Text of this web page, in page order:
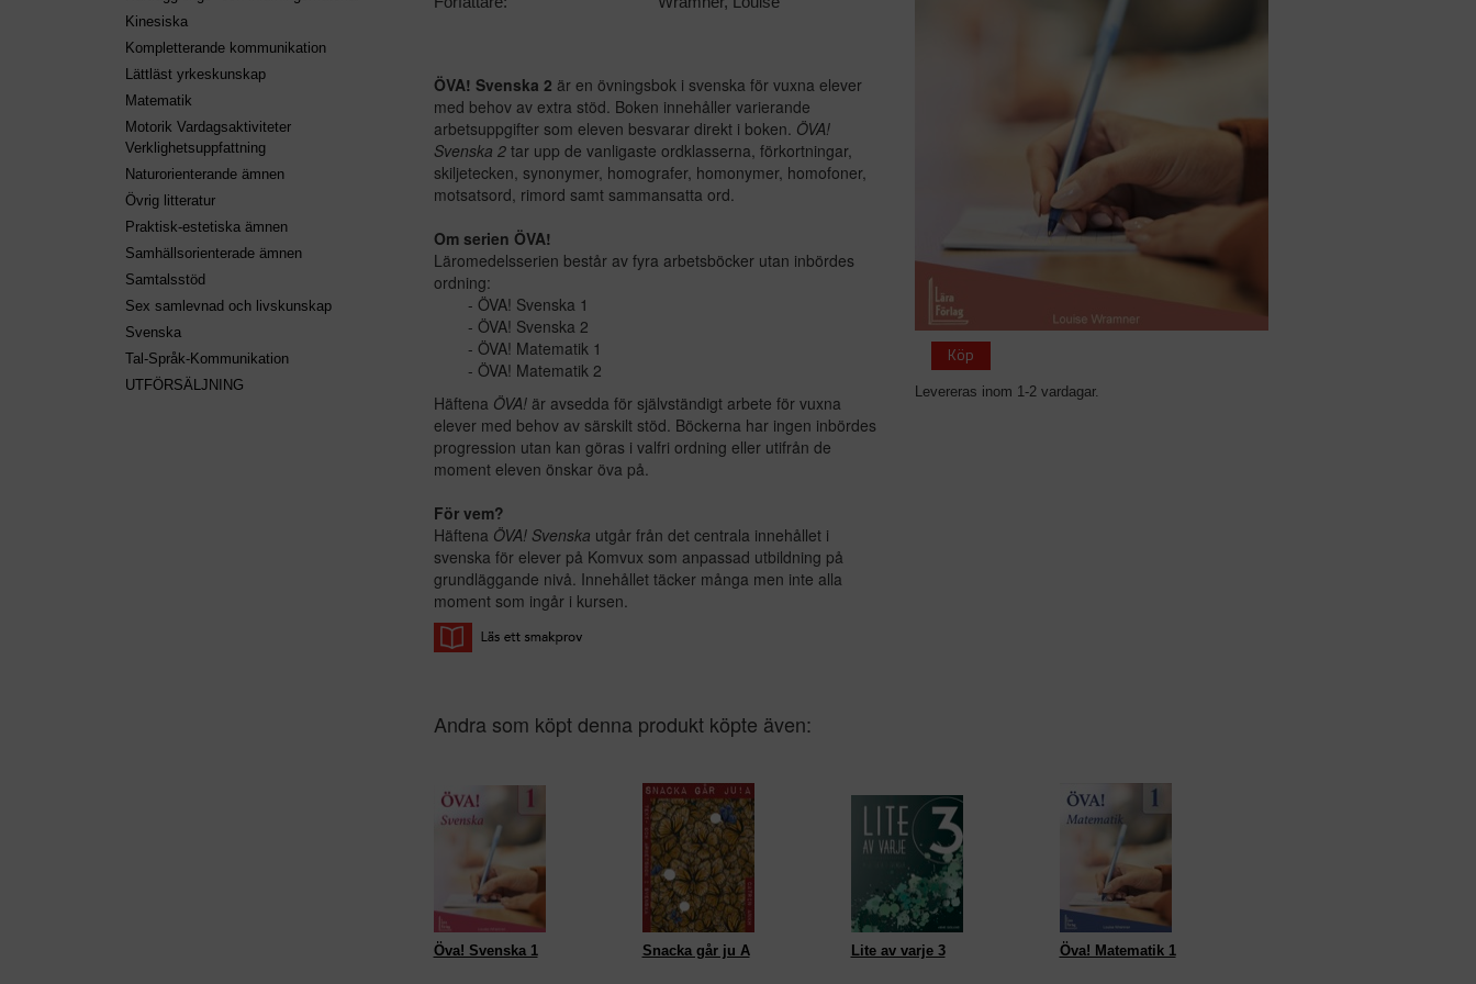
Kinesiska
Kompletterande kommunikation
Lättläst yrkeskunskap
Matematik
Motorik Vardagsaktiviteter
Verklighetsuppfattning
Naturorienterande ämnen
Övrig litteratur
Praktisk-estetiska ämnen
Samhällsorienterade ämnen
Samtalsstöd
Sex samlevnad och livskunskap
Svenska
Tal-Språk-Kommunikation
UTFÖRSÄLJNING
Köp
Levereras inom 1-2 vardagar.
ÖVA! Svenska 2 är en övningsbok i svenska för vuxna elever
med behov av extra stöd. Boken innehåller varierande
arbetsuppgifter som eleven besvarar direkt i boken. ÖVA!
Svenska 2tar upp de vanligaste ordklasserna, förkortningar,
skiljetecken, synonymer, homografer, homonymer, homofoner,
motsatsord, rimord samt sammansatta ord.
Om serien ÖVA!
Läromedelsserien består av fyra arbetsböcker utan inbördes
ordning:
ÖVA! Svenska 1
ÖVA! Svenska 2
ÖVA! Matematik 1
ÖVA! Matematik 2
Häftena ÖVA!är avsedda för självständigt arbete för vuxna
elever med behov av särskilt stöd. Böckerna har ingen inbördes
progression utan kan göras i valfri ordning eller utifrån de
moment eleven önskar öva på.
För vem?
Häftena ÖVA! Svenska utgår från det centrala innehållet i
svenska för elever på Komvux som anpassad utbildning på
grundläggande nivå. Innehållet täcker många men inte alla
moment som ingår i kursen.
Andra som köpt denna produkt köpte även:
Öva! Svenska 1 Snacka går ju A Lite av varje 3 Öva! Matematik 1